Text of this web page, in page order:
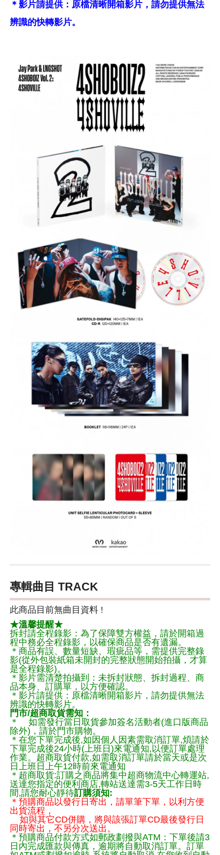
＊影片請提供：原檔清晰開箱影片，請勿提供無法
辨識的快轉影片。
專輯曲目 TRACK
此商品目前無曲目資料 !
★溫馨提醒★
拆封請全程錄影：為了保障雙方權益，請於開箱過
程中務必全程錄影，以確保商品是否有遺漏。
＊商品有誤、數量短缺、瑕疵品等，需提供完整錄
影(從外包裝紙箱未開封的完整狀態開始拍攝，才算
是全程錄影)。
＊影片需清楚拍攝到：未拆封狀態、拆封過程、商
品本身、訂購單，以方便確認。
＊影片請提供：原檔清晰開箱影片，請勿提供無法
辨識的快轉影片。
門市/超商取貨需知：
＊ 如需發行當日取貨參加簽名活動者(進口版商品
除外)，請於門市購物。
＊在您下單完成後,如因個人因素需取消訂單,煩請於
下單完成後24小時(上班日)來電通知,以便訂單處理
作業。超商取貨付款,如需取消訂單請於當天或是次
日上班日上午12時前來電通知
＊超商取貨:訂購之商品將集中超商物流中心轉運站,
送達您指定的便利商店,轉站送達需3-5天工作日時
間,請您耐心靜待訂購須知:
＊預購商品以發行日寄出，請單筆下單，以利方便
出貨流程，
如與其它CD併購，將與該張訂單CD最後發行日
同時寄出，不另分次送出。
＊預購商品付款方式如郵政劃撥與ATM：下單後請3
日內完成匯款與傳真，逾期將自動取消訂單。訂單